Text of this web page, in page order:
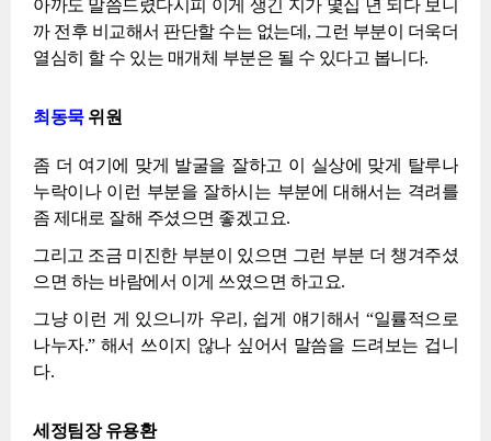
아까도 말씀드렸다시피 이게 생긴 지가 몇십 년 되다 보니
까 전후 비교해서 판단할 수는 없는데, 그런 부분이 더욱더
열심히 할 수 있는 매개체 부분은 될 수 있다고 봅니다.
최동묵위원
좀 더 여기에 맞게 발굴을 잘하고 이 실상에 맞게 탈루나
누락이나 이런 부분을 잘하시는 부분에 대해서는 격려를
좀 제대로 잘해 주셨으면 좋겠고요.
그리고 조금 미진한 부분이 있으면 그런 부분 더 챙겨주셨
으면 하는 바람에서 이게 쓰였으면 하고요.
그냥 이런 게 있으니까 우리, 쉽게 얘기해서 “일률적으로
나누자.” 해서 쓰이지 않나 싶어서 말씀을 드려보는 겁니
다.
세정팀장 유용환